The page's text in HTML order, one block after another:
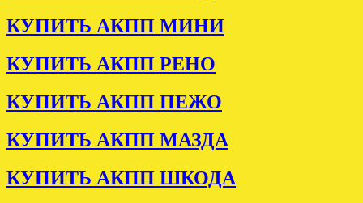
КУПИТЬ АКПП МИНИ
КУПИТЬ АКПП РЕНО
КУПИТЬ АКПП ПЕЖО
КУПИТЬ АКПП МАЗДА
КУПИТЬ АКПП ШКОДА